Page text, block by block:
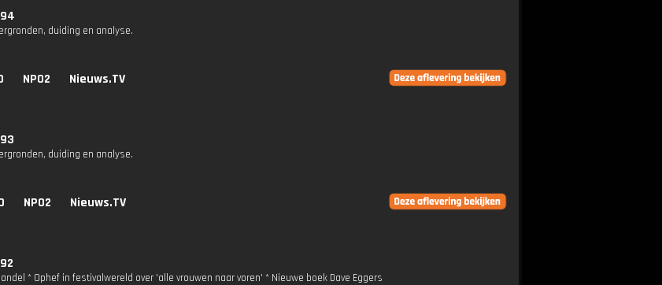
duiding en analyse.
NPO2 Nieuws.TV
duiding en analyse.
NPO2 Nieuws.TV
* Ophef in festivalwereld over 'alle vrouwen naar voren' * Nieuwe boek Dave Eggers